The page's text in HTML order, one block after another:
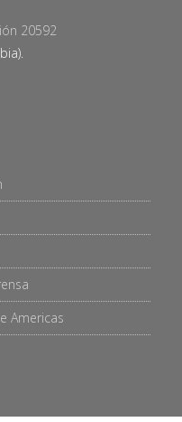
20592
Americas